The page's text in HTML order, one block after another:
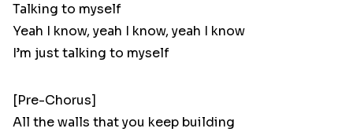
Talking to myself
Yeah I know, yeah I know, yeah I know
I’m just talking to myself
[Pre-Chorus]
All the walls that you keep building